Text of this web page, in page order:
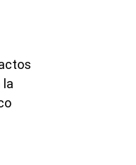
la